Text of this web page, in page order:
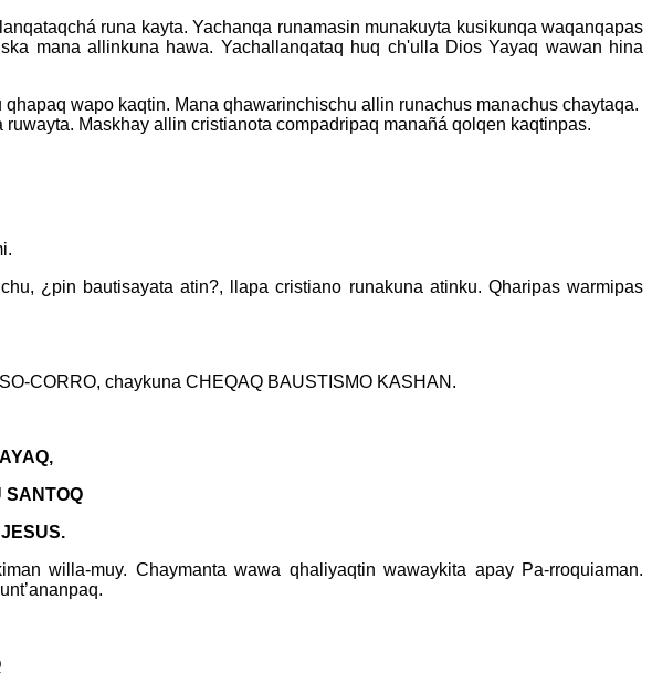
runa kayta. Yachanqa runamasin munakuyta kusikunqa waqanqapas
mana allinkuna hawa. Yachallanqataq huq ch'ulla Dios Yayaq wawan hina
wapo kaqtin. Mana qhawarinchischu allin runachus manachus chaytaqa.
Maskhay allin cristianota compadripaq manañá qolqen kaqtinpas.
¿pin bautisayata atin?, llapa cristiano runakuna atinku. Qharipas warmipas
CORRO, chaykuna CHEQAQ BAUSTISMO KASHAN.
SANTOQ
willa-muy. Chaymanta wawa qhaliyaqtin wawaykita apay Pa-rroquiaman.